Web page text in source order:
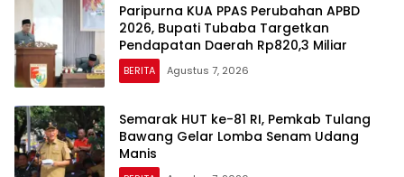
Paripurna KUA PPAS Perubahan APBD
2026, Bupati Tubaba Targetkan
Pendapatan Daerah Rp820,3 Miliar
BERITA Agustus 7, 2026
Semarak HUT ke-81 RI, Pemkab Tulang
Bawang Gelar Lomba Senam Udang
Manis